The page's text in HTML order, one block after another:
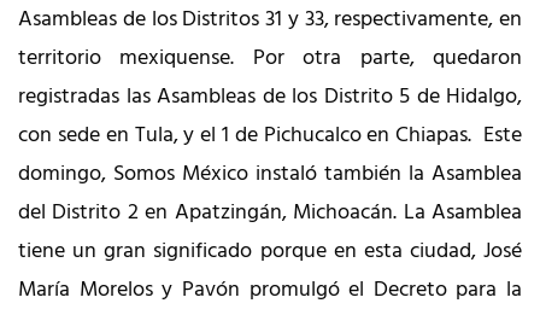
Asambleas de los Distritos 31 y 33, respectivamente, en
territorio mexiquense. Por otra parte, quedaron
registradas las Asambleas de los Distrito 5 de Hidalgo,
con sede en Tula, y el 1 de Pichucalco en Chiapas. Este
domingo, Somos México instaló también la Asamblea
del Distrito 2 en Apatzingán, Michoacán. La Asamblea
tiene un gran significado porque en esta ciudad, José
María Morelos y Pavón promulgó el Decreto para la